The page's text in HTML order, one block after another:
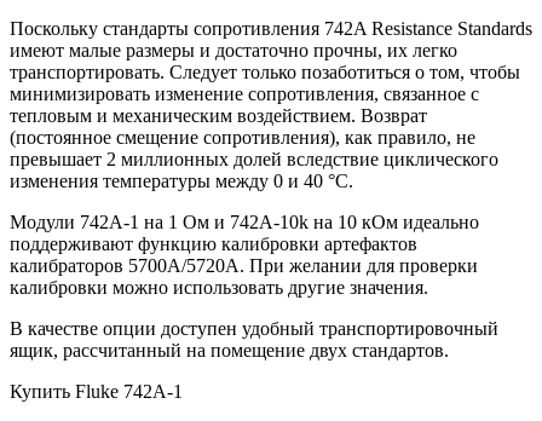
Поскольку стандарты сопротивления 742A Resistance Standards
имеют малые размеры и достаточно прочны, их легко
транспортировать. Следует только позаботиться о том, чтобы
минимизировать изменение сопротивления, связанное с
тепловым и механическим воздействием. Возврат
(постоянное смещение сопротивления), как правило, не
превышает 2 миллионных долей вследствие циклического
изменения температуры между 0 и 40 °C.
Модули 742A-1 на 1 Ом и 742A-10k на 10 кОм идеально
поддерживают функцию калибровки артефактов
калибраторов 5700A/5720A. При желании для проверки
калибровки можно использовать другие значения.
В качестве опции доступен удобный транспортировочный
ящик, рассчитанный на помещение двух стандартов.
Купить Fluke 742A-1